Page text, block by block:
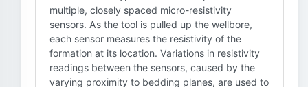
multiple, closely spaced micro-resistivity
sensors. As the tool is pulled up the wellbore,
each sensor measures the resistivity of the
formation at its location. Variations in resistivity
readings between the sensors, caused by the
varying proximity to bedding planes, are used to